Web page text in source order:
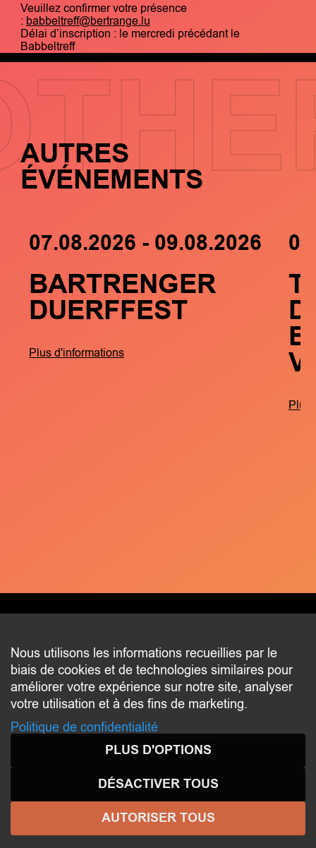
Veuillez confirmer votre présence
: babbeltreff@bertrange.lu
Délai d’inscription : le mercredi précédant le
Babbeltreff
AUTRES
ÉVÉNEMENTS
07.08.2026 - 09.08.2026
BARTRENGER
DUERFFEST
Plus d'informations
Plus
CONTACT
2 beim Schlass
L-8058 Bertrange
communication@bertrange.lu
© 2026 ENJOYBERTRANGE- Tous droits réservés -
Nous utilisons les informations recueillies par le
biais de cookies et de technologies similaires pour
améliorer votre expérience sur notre site, analyser
votre utilisation et à des fins de marketing.
Politique de confidentialité
PLUS D'OPTIONS
DÉSACTIVER TOUS
AUTORISER TOUS